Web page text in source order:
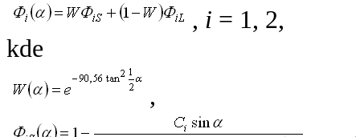
, i = 1, 2,
kde
,